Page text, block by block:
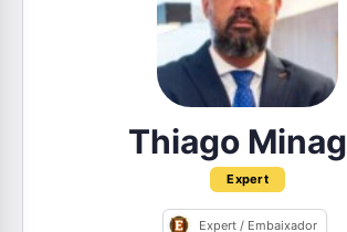
Thiago
Expert
Expert / Embaixador